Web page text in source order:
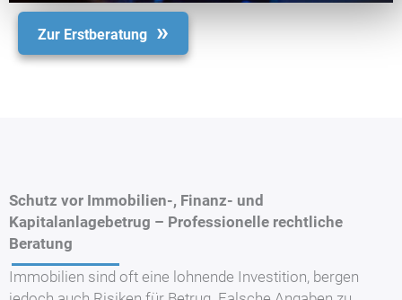
Zur Erstberatung
Schutz vor Immobilien-, Finanz- und
Kapitalanlagebetrug – Professionelle rechtliche
Beratung
Immobilien sind oft eine lohnende Investition, bergen